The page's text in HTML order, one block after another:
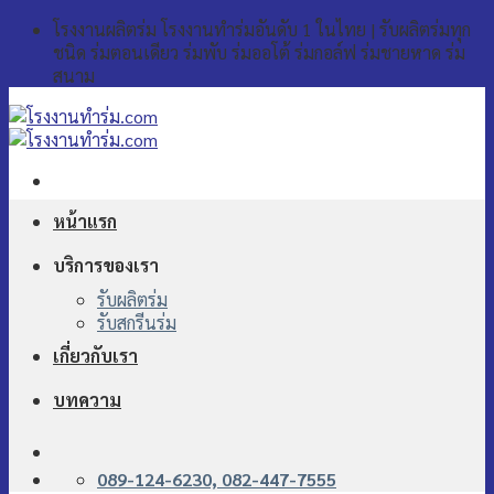
Skip
content
โรงงานผลิตร่ม โรงงานทำร่มอันดับ 1 ในไทย | รับผลิตร่มทุก
ชนิด ร่มตอนเดียว ร่มพับ ร่มออโต้ ร่มกอล์ฟ ร่มชายหาด ร่ม
สนาม
หน้าแรก
บริการของเรา
รับผลิตร่ม
รับสกรีนร่ม
เกี่ยวกับเรา
บทความ
089-124-6230, 082-447-7555